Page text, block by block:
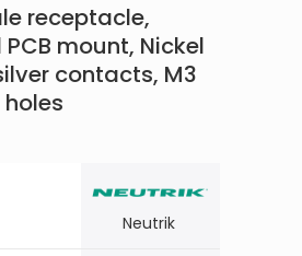
receptacle,
mount, Nickel
contacts, M3
Neutrik